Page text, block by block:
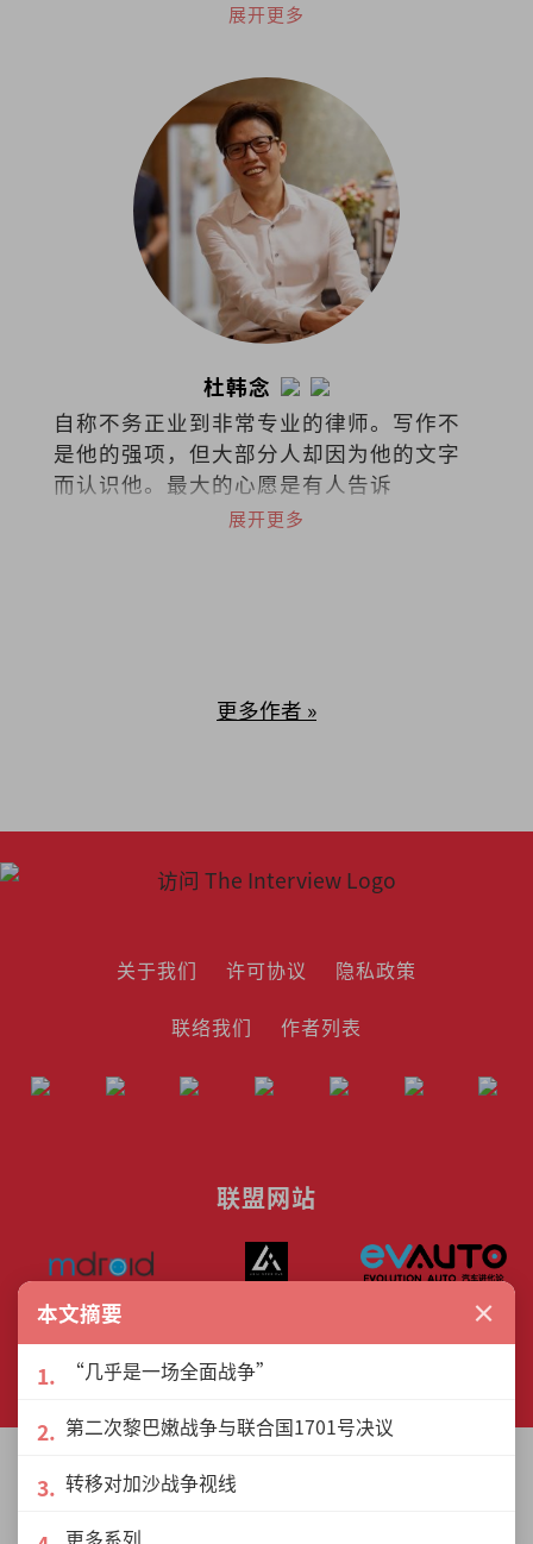
展开更多
杜韩念
自称不务正业到非常专业的律师。写作不
是他的强项，但大部分人却因为他的文字
而认识他。最大的心愿是有人告诉
他：“我是因为你的文章而爱上阅读
展开更多
更多作者 »
关于我们 许可协议
隐私政策
联络我们
作者列表
联盟网站
201801040185 (1302216­-D)
本文摘要 ×
“几乎是一场全面战争”
第二次黎巴嫩战争与联合国1701号决议
转移对加沙战争视线